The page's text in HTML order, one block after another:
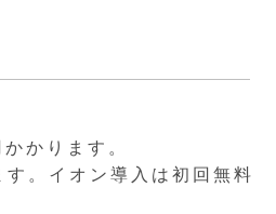
かります。
。イオン導入は初回無料